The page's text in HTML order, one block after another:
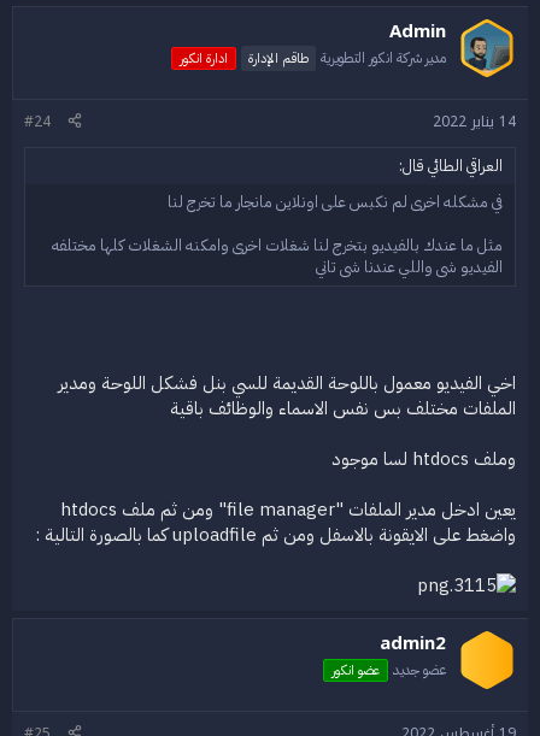
Admin
مدير شركة انكور التطويرية طاقم الإدارة ادارة انكور
14 يناير 2022 #24
العراقي الطائي قال:
في مشكله اخرى لم نكبس على اونلاين مانجار ما تخرج لنا
مثل ما عندك بالفيديو بتخرج لنا شغلات اخرى وامكنه الشغلات كلها مختلفه
الفيديو شي واللي عندنا شي تاني
اخي الفيديو معمول باللوحة القديمة للسي بنل فشكل اللوحة ومدير
الملفات مختلف بس نفس الاسماء والوظائف باقية
وملف htdocs لسا موجود
يعين ادخل مدير الملفات "file manager" ومن ثم ملف htdocs
واضغط على الايقونة بالاسفل ومن ثم uploadfile كما بالصورة التالية :
admin2
عضو جديد عضو انكور